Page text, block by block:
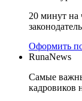
20 минут на
Оформить
RunaNews
Самые
кадровиков